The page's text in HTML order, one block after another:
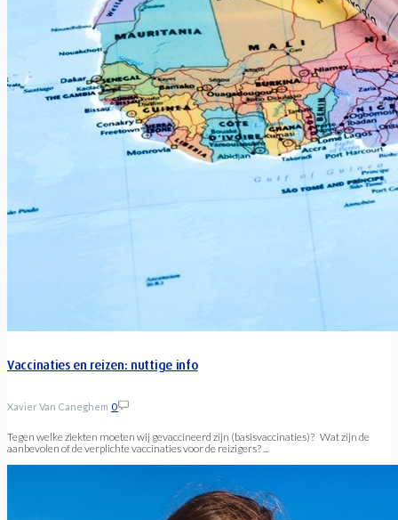
Vaccinaties en reizen: nuttige info
Xavier Van Caneghem 0
Tegen welke ziekten moeten wij gevaccineerd zijn (basisvaccinaties)? Wat zijn de
aanbevolen of de verplichte vaccinaties voor de reizigers? ...